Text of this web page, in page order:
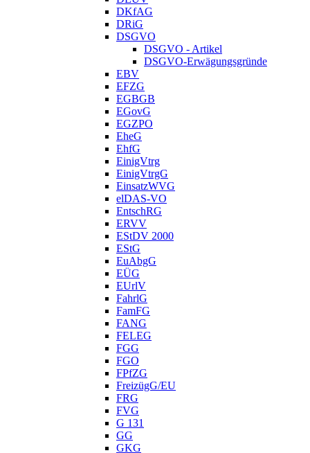
DKfAG
DRiG
DSGVO
DSGVO - Artikel
DSGVO-Erwägungsgründe
EBV
EFZG
EGBGB
EGovG
EGZPO
EheG
EhfG
EinigVtrg
EinigVtrgG
EinsatzWVG
elDAS-VO
EntschRG
ERVV
EStDV 2000
EStG
EuAbgG
EÜG
EUrlV
FahrlG
FamFG
FANG
FELEG
FGG
FGO
FPfZG
FreizügG/EU
FRG
FVG
G 131
GG
GKG